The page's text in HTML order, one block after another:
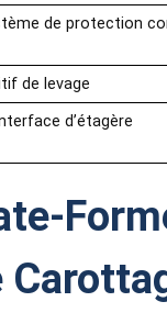
de protection
de levage
d’étagère